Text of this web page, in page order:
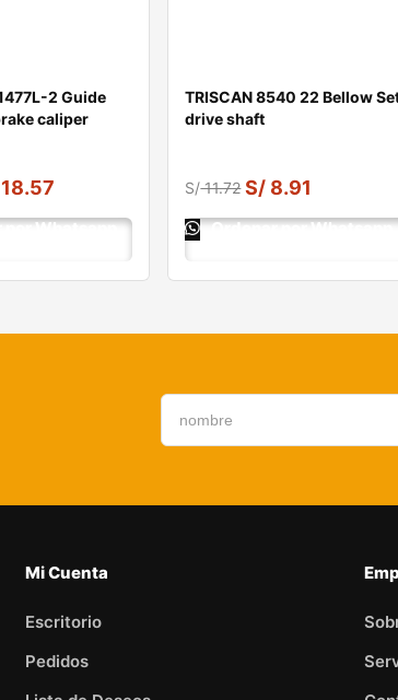
2 Guide
caliper
18.57
Whatsapp
TRISCAN 8540 22 Bellow
drive shaft
S/11.72 S/ 8.91
Ordenar por Whatsapp
Mi Cuenta
Escritorio
Pedidos